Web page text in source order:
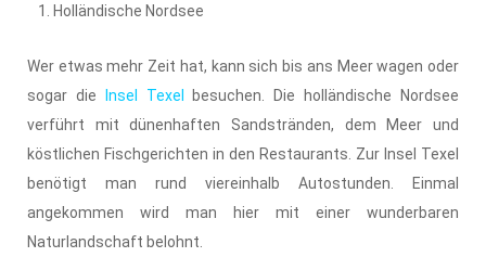
Holländische Nordsee
Wer etwas mehr Zeit hat, kann sich bis ans Meer wagen oder
sogar die
Insel Texel
besuchen. Die holländische Nordsee
verführt mit dünenhaften Sandstränden, dem Meer und
köstlichen Fischgerichten in den Restaurants. Zur Insel Texel
benötigt man rund viereinhalb Autostunden. Einmal
angekommen wird man hier mit einer wunderbaren
Naturlandschaft belohnt.